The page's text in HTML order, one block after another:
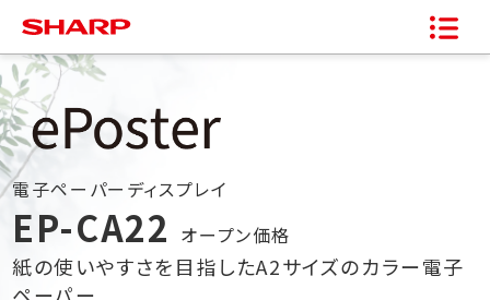
電子ペーパーディスプレイ
EP-CA22 オープン価格
紙の使いやすさを目指したA2サイズのカラー電子
ペーパー